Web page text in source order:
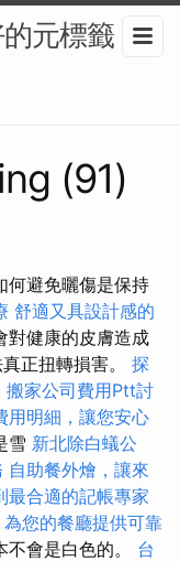
元標籤？-
(91)
何避免曬傷是保持
舒適又具設計感的
對健康的皮膚造成
正扭轉損害。 探
搬家公司費用Ptt討
用明細，讓您安心
雪 新北除白蟻公
自助餐外燴，讓來
最合適的記帳專家
您的餐廳提供可靠
會是白色的。 台